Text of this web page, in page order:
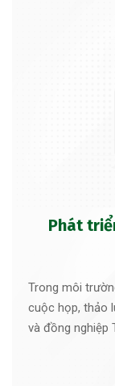
Phát
Trong môi
cuộc họp, thảo
và đồng nghiệp